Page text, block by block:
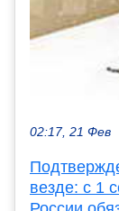
02:17, 21 Фев
везде: с 1